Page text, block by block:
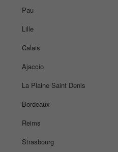
Pau
Lille
Calais
Ajaccio
La Plaine Saint Denis
Bordeaux
Reims
Strasbourg